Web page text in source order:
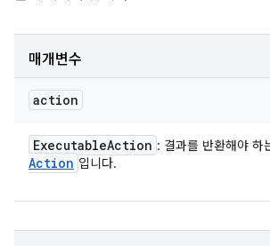
매개변수
action
ExecutableAction : 결과를 반환해야 하
Action 입니다.